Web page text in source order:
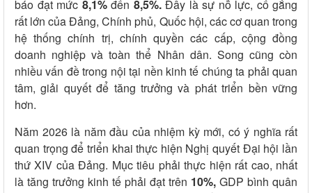
báo đạt mức 8,1%đến 8,5%.Đây là sự nỗ lực, cố gắng
rất lớn của Đảng, Chính phủ, Quốc hội, các cơ quan trong
hệ thống chính trị, chính quyền các cấp, cộng đồng
doanh nghiệp và toàn thể Nhân dân. Song cũng còn
nhiều vấn đề trong nội tại nền kinh tế chúng ta phải quan
tâm, giải quyết để tăng trưởng và phát triển bền vững
hơn.
Năm 2026 là năm đầu của nhiệm kỳ mới, có ý nghĩa rất
quan trọng để triển khai thực hiện Nghị quyết Đại hội lần
thứ XIV của Đảng. Mục tiêu phải thực hiện rất cao, nhất
là tăng trưởng kinh tế phải đạt trên 10%, GDP bình quân